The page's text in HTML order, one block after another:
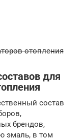
отопления
для
состав
брендов,
эмаль, в том